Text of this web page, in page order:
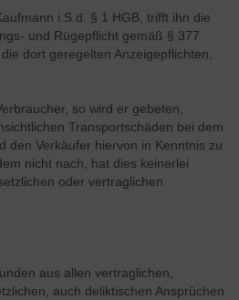
i.S.d. § 1 HGB, trifft ihn die
und Rügepflicht gemäß § 377
dort geregelten Anzeigepflichten,
so wird er gebeten,
Transportschäden bei dem
den Verkäufer hiervon in Kenntnis zu
nicht nach, hat dies keinerlei
oder vertraglichen
aus allen vertraglichen,
auch deliktischen Ansprüchen